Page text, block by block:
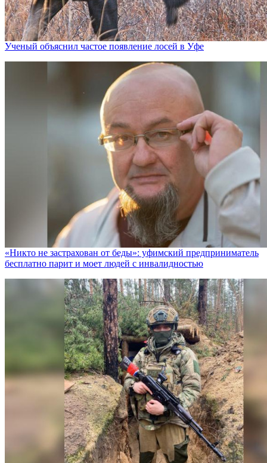
Ученый объяснил частое появление лосей в Уфе
«Никто не заcтрахован от беды»: уфимский предприниматель
бесплатно парит и моет людей с инвалидностью